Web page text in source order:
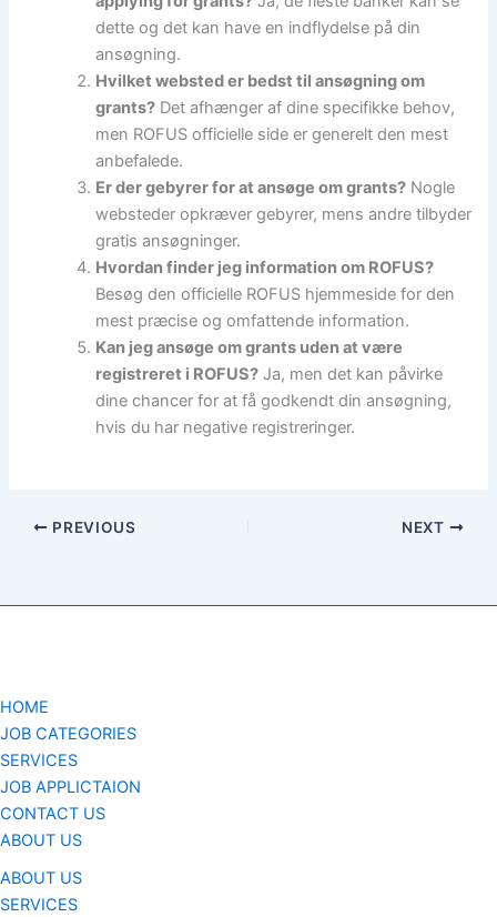
dette og det kan have en indflydelse på din
ansøgning.
Hvilket websted er bedst til ansøgning om
grants? Det afhænger af dine specifikke behov,
men ROFUS officielle side er generelt den mest
anbefalede.
Er der gebyrer for at ansøge om grants? Nogle
websteder opkræver gebyrer, mens andre tilbyder
gratis ansøgninger.
Hvordan finder jeg information om ROFUS?
Besøg den officielle ROFUS hjemmeside for den
mest præcise og omfattende information.
Kan jeg ansøge om grants uden at være
registreret i ROFUS? Ja, men det kan påvirke
dine chancer for at få godkendt din ansøgning,
hvis du har negative registreringer.
PREVIOUS NEXT
HOME
JOB CATEGORIES
SERVICES
JOB APPLICTAION
CONTACT US
ABOUT US
ABOUT US
SERVICES